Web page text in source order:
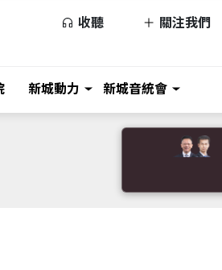
收聽 關注我們
新城動力 新城音統會